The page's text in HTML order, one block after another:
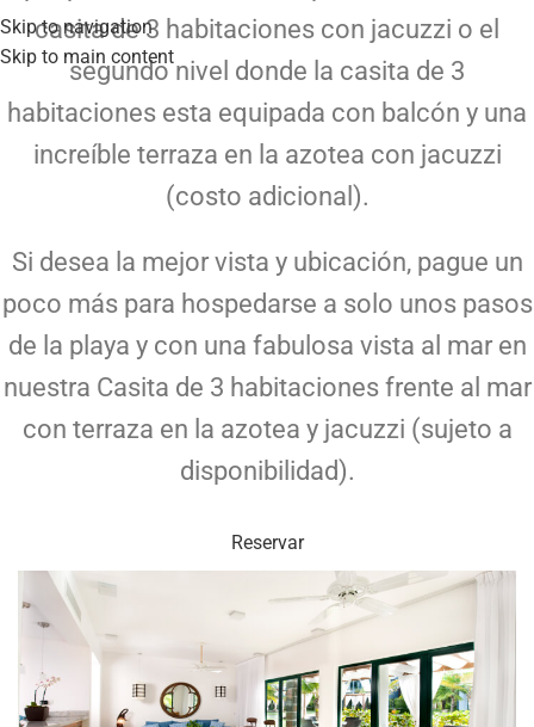
Skip to navigation
Skip to main content
casita de 3 habitaciones con jacuzzi o el
segundo nivel donde la casita de 3
habitaciones esta equipada con balcón y una
increíble terraza en la azotea con jacuzzi
(costo adicional).
Si desea la mejor vista y ubicación, pague un
poco más para hospedarse a solo unos pasos
de la playa y con una fabulosa vista al mar en
nuestra Casita de 3 habitaciones frente al mar
con terraza en la azotea y jacuzzi (sujeto a
disponibilidad).
Reservar